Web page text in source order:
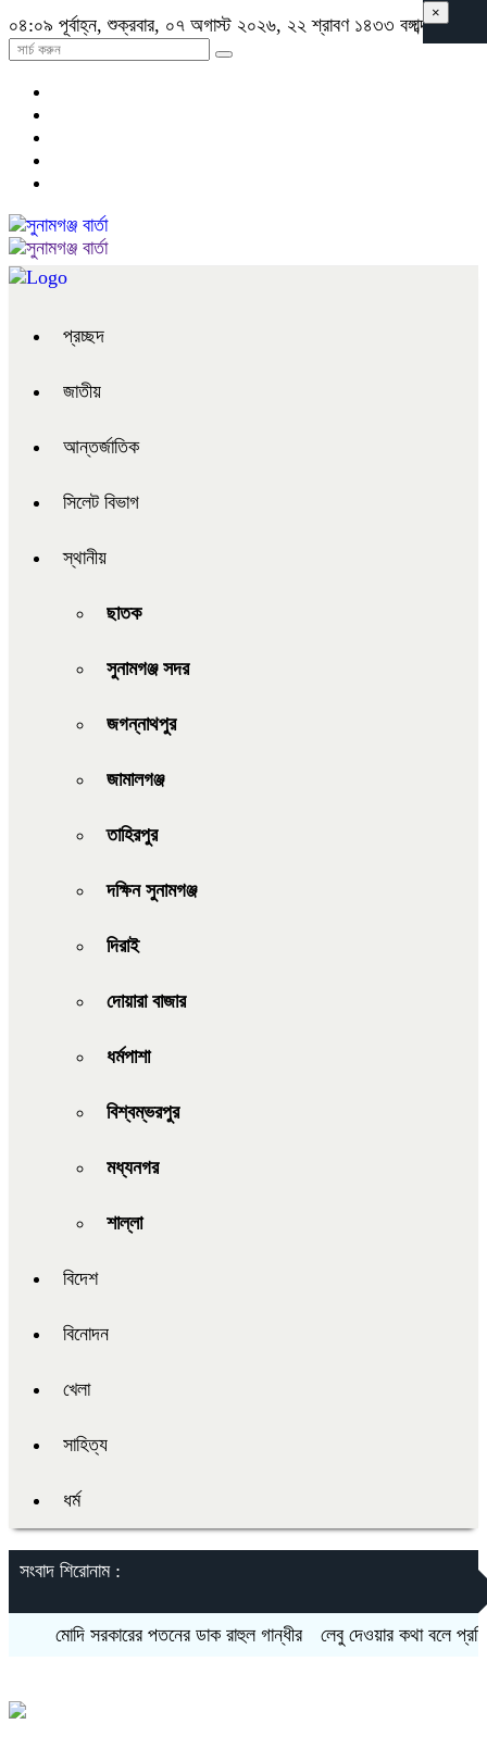
০৪:০৯ পূর্বাহ্ন, শুক্রবার, ০৭ অগাস্ট ২০২৬, ২২ শ্রাবণ ১৪৩৩ বঙ্গাব্দ
প্রচ্ছদ
জাতীয়
আন্তর্জাতিক
সিলেট বিভাগ
স্থানীয়
ছাতক
সুনামগঞ্জ সদর
জগন্নাথপুর
জামালগঞ্জ
তাহিরপুর
দক্ষিন সুনামগঞ্জ
দিরাই
দোয়ারা বাজার
ধর্মপাশা
বিশ্বম্ভরপুর
মধ্যনগর
শাল্লা
বিদেশ
বিনোদন
খেলা
সাহিত্য
ধর্ম
সংবাদ শিরোনাম :
সরকারের পতনের ডাক রাহুল গান্ধীর লেবু দেওয়ার কথা বলে প্রতিবন্ধী
×